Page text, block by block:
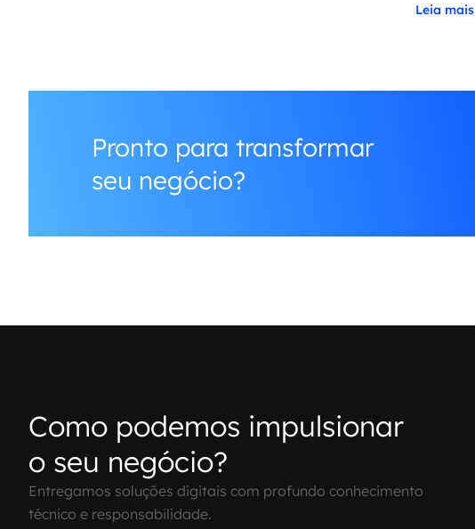
Leia mais
Pronto para transformar
seu negócio?
Como podemos impulsionar
o seu negócio?
Entregamos soluções digitais com profundo conhecimento
técnico e responsabilidade.